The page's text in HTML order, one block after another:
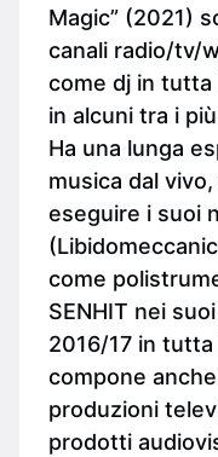
Magic” (2021)
canali radio/tv/
come dj in tutta
in alcuni tra i
Ha una lunga
musica dal
eseguire i suoi
come
SENHIT nei
2016/17 in
compone
produzioni
prodotti